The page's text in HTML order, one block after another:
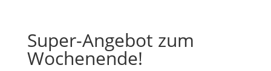
Super-Angebot zum
Wochenende!